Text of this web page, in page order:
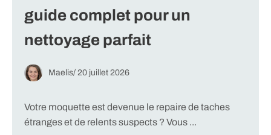
guide complet pour un
nettoyage parfait
Maelis/ 20 juillet 2026
Votre moquette est devenue le repaire de taches
étranges et de relents suspects ? Vous ...